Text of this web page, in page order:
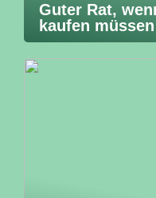
Guter Rat,
kaufen müssen